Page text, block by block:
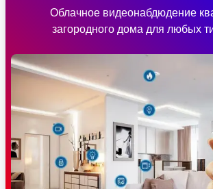
Облачное видеонабдюдение
загородного дома для любых